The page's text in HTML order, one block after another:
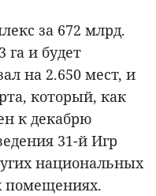
за 672 млрд.
га и будет
на 2.650 мест, и
который, как
к декабрю
31-й Игр
национальных
помещениях.